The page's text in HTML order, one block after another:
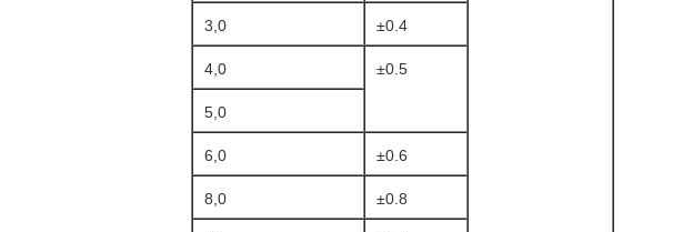
3,0 ±0.4
4,0 ±0.5
5,0
6,0 ±0.6
8,0 ±0.8